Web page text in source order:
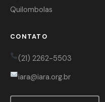
Quilombolas
CONTATO
(21) 2262-5503
iara@iara.org.br